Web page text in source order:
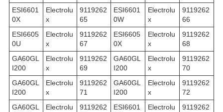
ESI6601
0X
Electrolu
x
9119262
65
ESI6601
0W
Electrolu
x
9119262
66
ESI6605
0U
Electrolu
x
9119262
67
ESI6605
0X
Electrolu
x
9119262
68
GA60GL
I200
Electrolu
x
9119262
69
GA60GL
I200
Electrolu
x
9119262
70
GA60GL
I200
Electrolu
x
9119262
71
GA60GL
I200
Electrolu
x
9119262
72
GA60GL
Electrolu
9119262
ESI6601
Electrolu
9119262